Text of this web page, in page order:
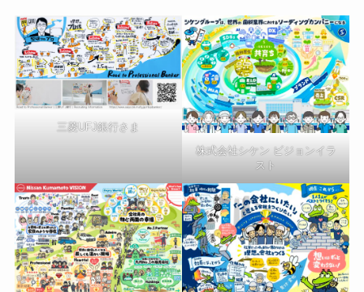
三菱UFJ銀行さま
株式会社シケン ビジョンイラ
スト